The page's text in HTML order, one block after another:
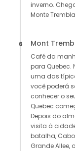
inverno.
Monte
6 Mont
Café da
para
uma das
você poderá
conhecer o
Quebec
Depois do
visita à
batalha,
Grande Allee,